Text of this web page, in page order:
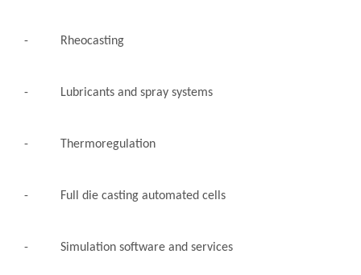
- Rheocasting
- Lubricants and spray systems
- Thermoregulation
- Full die casting automated cells
- Simulation software and services